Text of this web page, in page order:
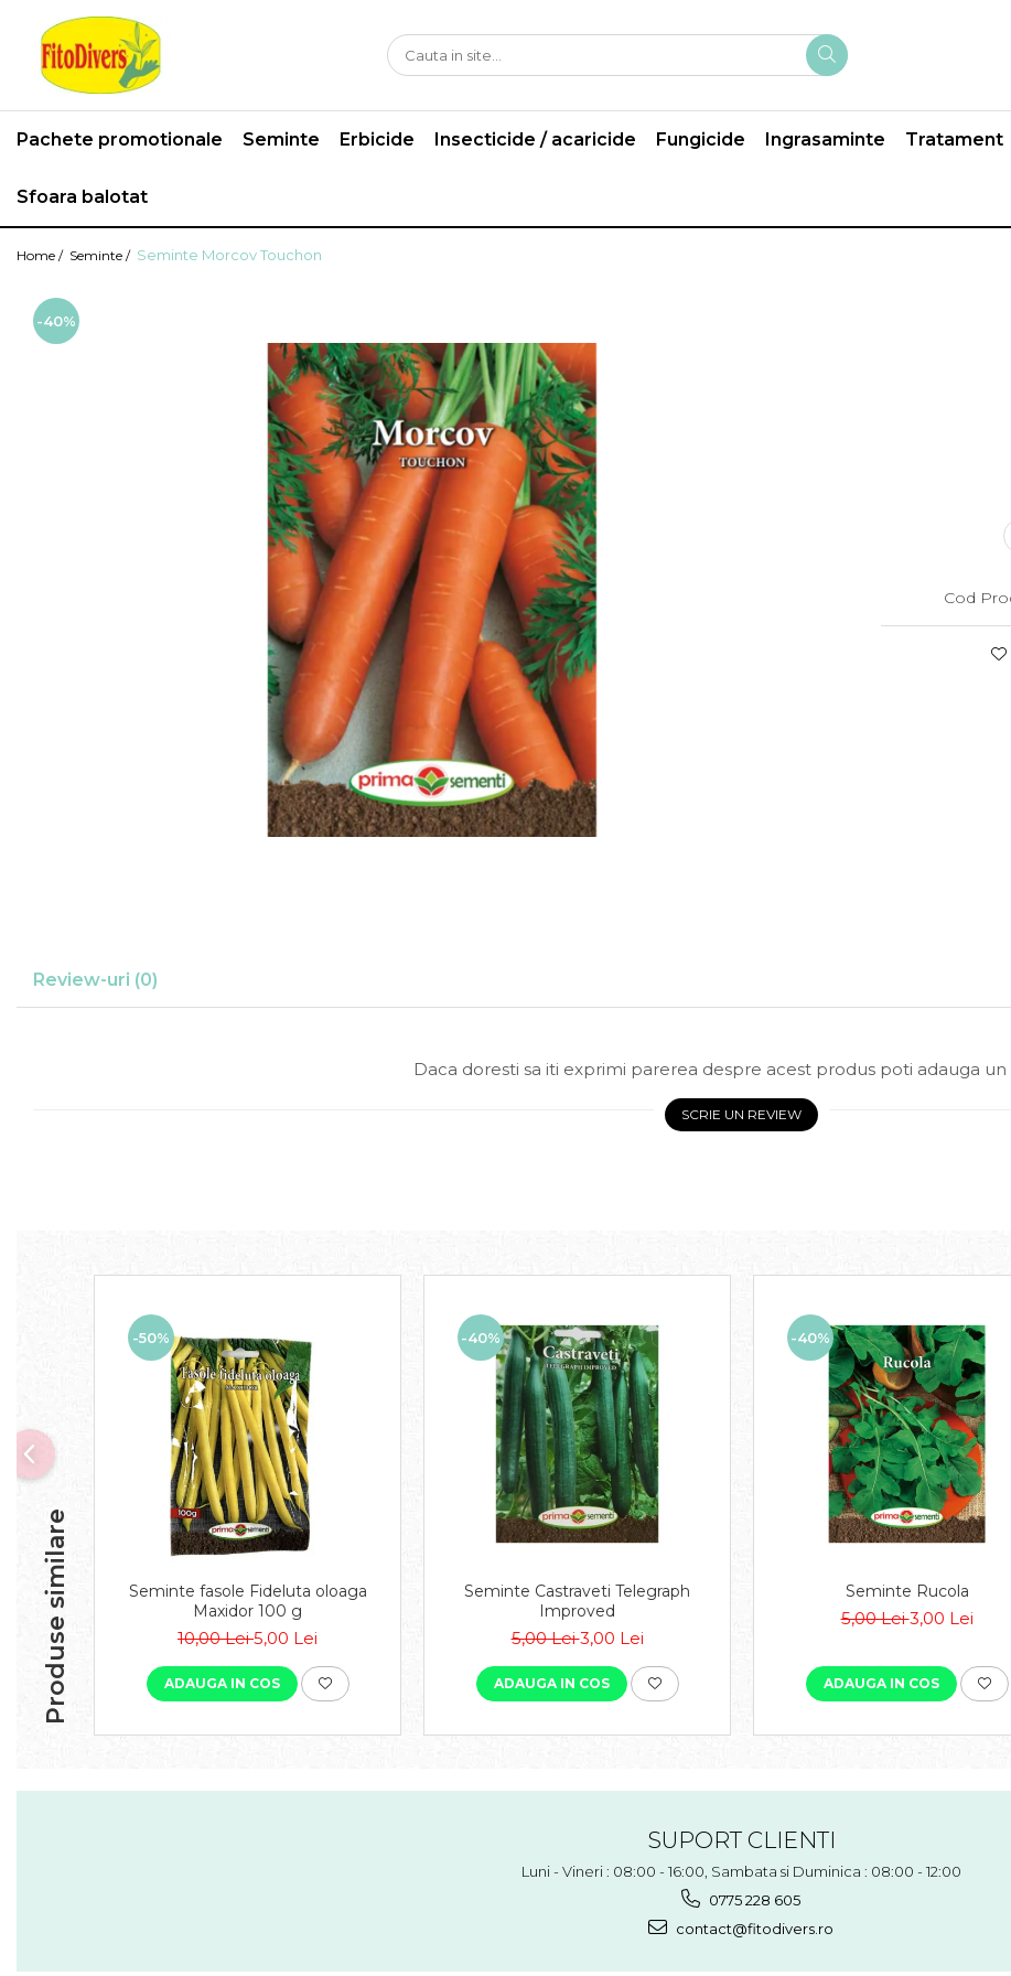
Pachete promotionale Seminte Erbicide Insecticide / acaricide Fungicide Ingrasaminte Tratament
Sfoara balotat
Home / Seminte / Seminte Morcov Touchon
-40%
Cod
Review-uri (0)
Daca doresti sa iti exprimi parerea despre acest produs poti adauga un
SCRIE UN REVIEW
Produse similare
-50%
Seminte fasole Fideluta oloaga
Maxidor 100 g
10,00 Lei5,00 Lei
ADAUGA IN COS
-40%
Seminte Castraveti Telegraph
Improved
5,00 Lei3,00 Lei
ADAUGA IN COS
-40%
Seminte Rucola
5,00 Lei3,00 Lei
ADAUGA IN COS
SUPORT CLIENTI
Luni - Vineri : 08:00 - 16:00, Sambata si Duminica : 08:00 - 12:00
0775 228 605
contact@fitodivers.ro